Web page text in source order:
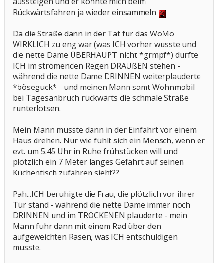
Rückwärtsfahren ja wieder einsammeln
Da die Straße dann in der Tat für das WoMo
WIRKLICH zu eng war (was ICH vorher wusste und
die nette Dame ÜBERHAUPT nicht *grmpf*) durfte
ICH im strömenden Regen DRAUßEN stehen -
während die nette Dame DRINNEN weiterplauderte
*böseguck* - und meinen Mann samt Wohnmobil
bei Tagesanbruch rückwärts die schmale Straße
runterlotsen.
Mein Mann musste dann in der Einfahrt vor einem
Haus drehen. Nur wie fühlt sich ein Mensch, wenn er
evt. um 5.45 Uhr in Ruhe frühstücken will und
plötzlich ein 7 Meter langes Gefährt auf seinen
Küchentisch zufahren sieht??
Pah...ICH beruhigte die Frau, die plötzlich vor ihrer
Tür stand - während die nette Dame immer noch
DRINNEN und im TROCKENEN plauderte - mein
Mann fuhr dann mit einem Rad über den
aufgeweichten Rasen, was ICH entschuldigen
musste.